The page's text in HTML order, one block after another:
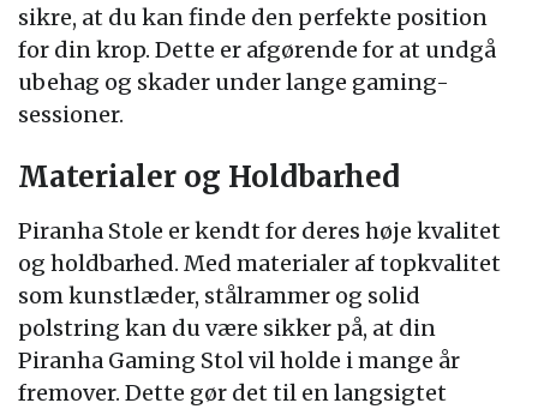
sikre, at du kan finde den perfekte position
for din krop. Dette er afgørende for at undgå
ubehag og skader under lange gaming-
sessioner.
Materialer og Holdbarhed
Piranha Stole er kendt for deres høje kvalitet
og holdbarhed. Med materialer af topkvalitet
som kunstlæder, stålrammer og solid
polstring kan du være sikker på, at din
Piranha Gaming Stol vil holde i mange år
fremover. Dette gør det til en langsigtet